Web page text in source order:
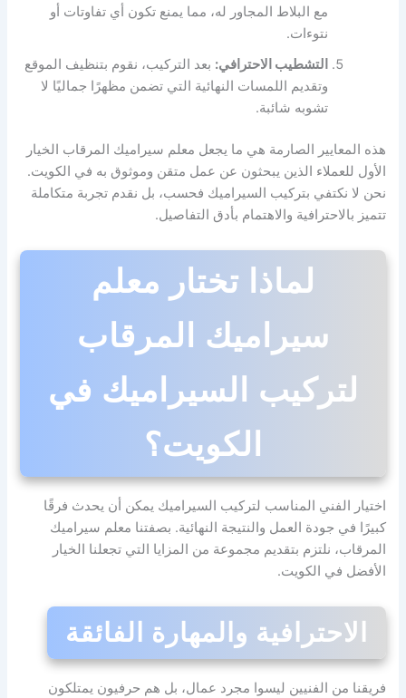
مع البلاط المجاور له، مما يمنع تكون أي تفاوتات أو
نتوءات.
التشطيب الاحترافي: بعد التركيب، نقوم بتنظيف الموقع
وتقديم اللمسات النهائية التي تضمن مظهرًا جماليًا لا
تشوبه شائبة.
هذه المعايير الصارمة هي ما يجعل معلم سيراميك المرقاب الخيار
الأول للعملاء الذين يبحثون عن عمل متقن وموثوق به في الكويت.
نحن لا نكتفي بتركيب السيراميك فحسب، بل نقدم تجربة متكاملة
تتميز بالاحترافية والاهتمام بأدق التفاصيل.
لماذا تختار معلم
سيراميك المرقاب
لتركيب السيراميك في
الكويت؟
اختيار الفني المناسب لتركيب السيراميك يمكن أن يحدث فرقًا
كبيرًا في جودة العمل والنتيجة النهائية. بصفتنا معلم سيراميك
المرقاب، نلتزم بتقديم مجموعة من المزايا التي تجعلنا الخيار
الأفضل في الكويت.
الاحترافية والمهارة الفائقة
فريقنا من الفنيين ليسوا مجرد عمال، بل هم حرفيون يمتلكون